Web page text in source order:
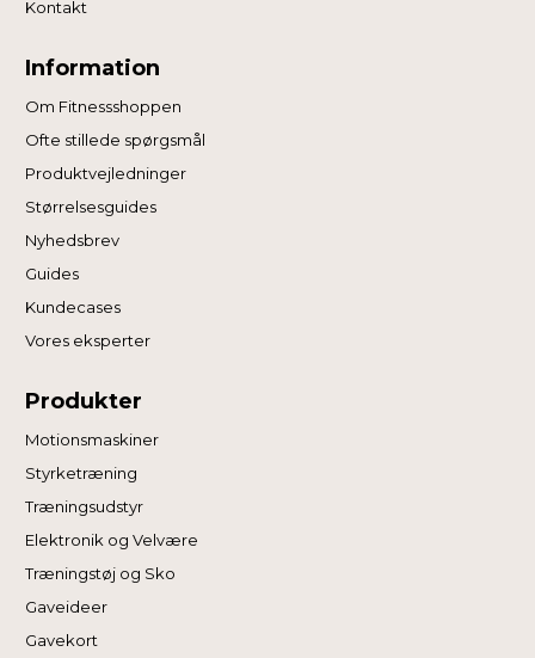
Kontakt
Information
Om Fitnessshoppen
Ofte stillede spørgsmål
Produktvejledninger
Størrelsesguides
Nyhedsbrev
Guides
Kundecases
Vores eksperter
Produkter
Motionsmaskiner
Styrketræning
Træningsudstyr
Elektronik og Velvære
Træningstøj og Sko
Gaveideer
Gavekort